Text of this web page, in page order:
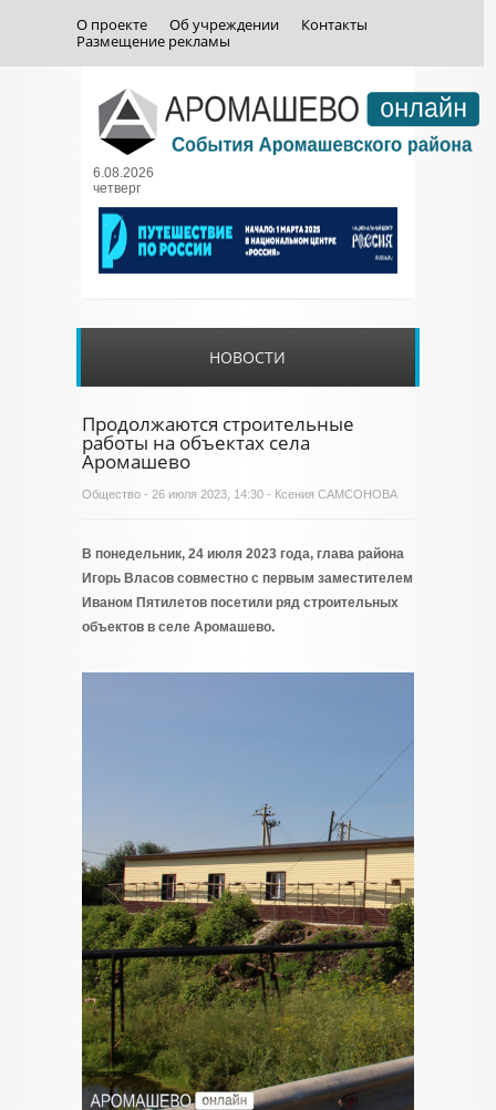
О проекте Об учреждении
Контакты
Размещение рекламы
6.08.2026
четверг
НОВОСТИ
Продолжаются строительные
работы на объектах села
Аромашево
Общество - 26 июля 2023, 14:30 - Ксения САМСОНОВА
В понедельник, 24 июля 2023 года, глава района
Игорь Власов совместно с первым заместителем
Иваном Пятилетов посетили ряд строительных
объектов в селе Аромашево.